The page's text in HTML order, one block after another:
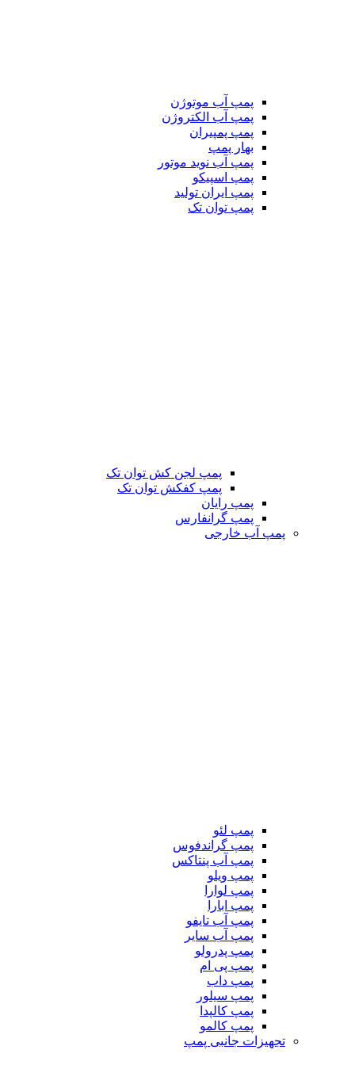
پمپ آب موتوژن
پمپ آب الکتروژن
پمپ پمپیران
بهار پمپ
پمپ آب نوید موتور
پمپ اسپیکو
پمپ ایران تولید
پمپ توان تک
پمپ لجن کش توان تک
پمپ کفکش توان تک
پمپ رایان
پمپ گرانفارس
پمپ آب خارجی
پمپ لئو
پمپ گراندفوس
پمپ آب پنتاکس
پمپ ویلو
پمپ لوارا
پمپ ابارا
پمپ آب تایفو
پمپ آب سایر
پمپ پدرولو
پمپ پی ام
پمپ داب
پمپ سیلور
پمپ کالپدا
پمپ کالمو
تجهیزات جانبی پمپ